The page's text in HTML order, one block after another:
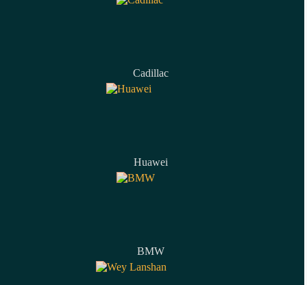
Cadillac
Huawei
BMW